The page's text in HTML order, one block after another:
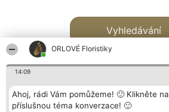
ORLOVÉ Floristiky
14:09
Ahoj, rádi Vám pomůžeme! 🙂 Klikněte na
příslušnou téma konverzace! 🙂
Vyhledávání